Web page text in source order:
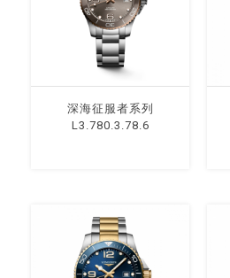
深海征服者系列
L3.780.3.78.6